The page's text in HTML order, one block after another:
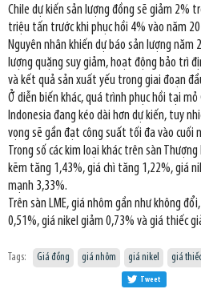
Chile dự kiến sản lượng đồng sẽ giảm 2%
triệu tấn trước khi phục hồi 4% vào năm
Nguyên nhân khiến dự báo sản lượng năm
lượng quặng suy giảm, hoạt động bảo trì
và kết quả sản xuất yếu trong giai đoạn
Ở diễn biến khác, quá trình phục hồi tại mỏ
Indonesia đang kéo dài hơn dự kiến, tuy
vọng sẽ gần đạt công suất tối đa vào cuối
Trong số các kim loại khác trên sàn
kẽm tăng 1,43%, giá chì tăng 1,22%, giá
mạnh 3,33%.
Trên sàn LME, giá nhôm gần như không
0,51%, giá nikel giảm 0,73% và giá thiếc
Tags: Giá đồng giá nhôm giá nikel giá
Tweet